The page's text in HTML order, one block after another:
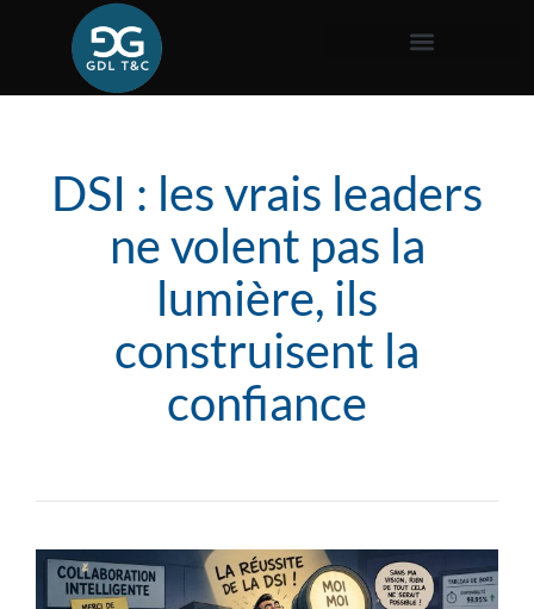
DSI : les vrais leaders
ne volent pas la
lumière, ils
construisent la
confiance